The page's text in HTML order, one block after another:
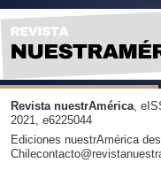
Internacionalización
Revista nuestrAmérica,
2021, e6225044
Ediciones nuestrAmérica